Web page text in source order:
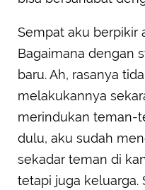
Sempat aku berpikir
Bagaimana dengan
baru. Ah, rasanya
melakukannya
merindukan teman-
dulu, aku sudah
sekadar teman di
tetapi juga keluarga.